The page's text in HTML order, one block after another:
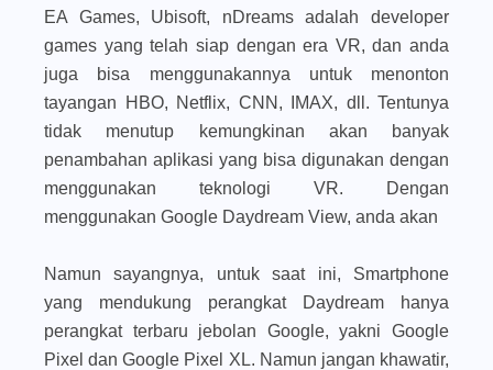
EA Games, Ubisoft, nDreams adalah developer
games yang telah siap dengan era VR, dan anda
juga bisa menggunakannya untuk menonton
tayangan HBO, Netflix, CNN, IMAX, dll. Tentunya
tidak menutup kemungkinan akan banyak
penambahan aplikasi yang bisa digunakan dengan
menggunakan teknologi VR. Dengan
menggunakan Google Daydream View, anda akan
Namun sayangnya, untuk saat ini, Smartphone
yang mendukung perangkat Daydream hanya
perangkat terbaru jebolan Google, yakni Google
Pixel dan Google Pixel XL. Namun jangan khawatir,